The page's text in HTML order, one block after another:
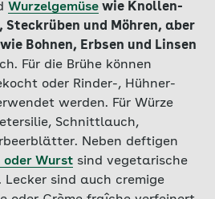
Wurzelgemüse wie Knollen-
und Möhren, aber
Bohnen, Erbsen und Linsen
Für die Brühe können
oder Rinder-, Hühner-
werden. Für Würze
Schnittlauch,
Neben deftigen
oder Wurst sind vegetarische
Lecker sind auch cremige